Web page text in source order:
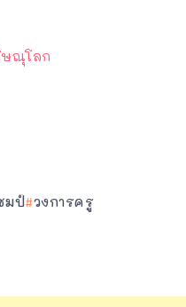
ษณุโลก
มป์ วงการครู